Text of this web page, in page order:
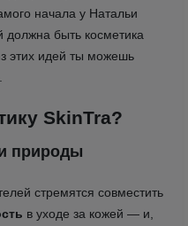
начала у Натальи
должна быть косметика
этих идей ты можешь
SkinTra?
природы
стремятся совместить
в уходе за кожей — и,